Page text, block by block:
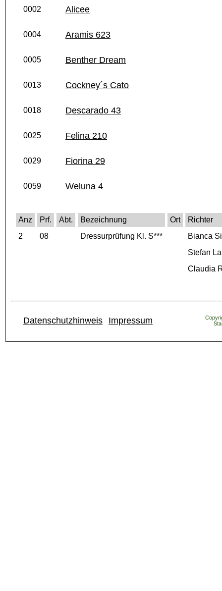
0002 Alicee
0004 Aramis 623
0005 Benther Dream
0013 Cockney´s Cato
0018 Descarado 43
0025 Felina 210
0029 Fiorina 29
0059 Weluna 4
Anz Prf. Abt. Bezeichnung Ort
Richter
2
08 Dressurprüfung Kl. S***
Bianca
Stefan
Claudia
Datenschutzhinweis Impressum